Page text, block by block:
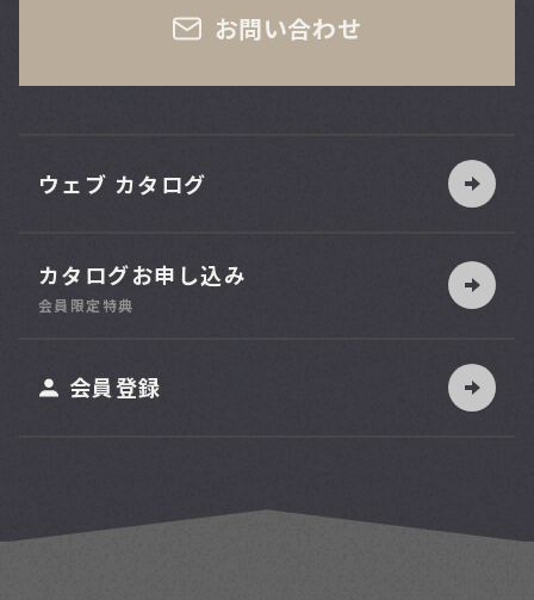
お問い合わせ
ウェブ カタログ
カタログお申し込み
会員限定特典
会員登録